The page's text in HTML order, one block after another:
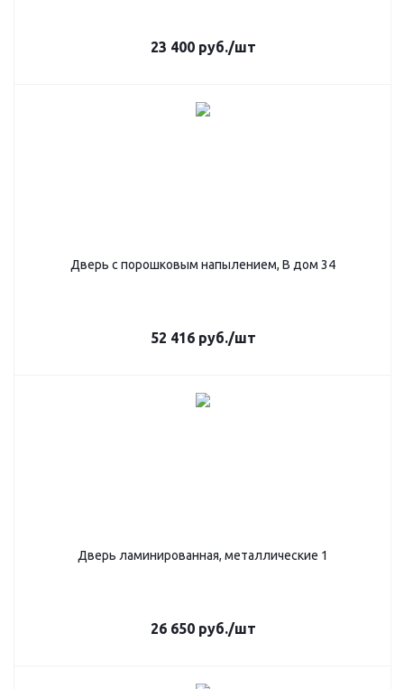
23 400руб./шт
Дверь с порошковым напылением, В дом 34
52 416руб./шт
Дверь ламинированная, металлические 1
26 650руб./шт